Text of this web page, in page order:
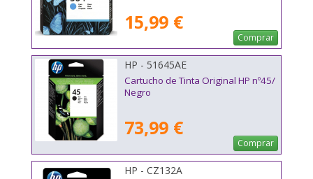
15,99 €
Comprar
HP - 51645AE
Cartucho de Tinta Original HP nº45/
Negro
73,99 €
Comprar
HP - CZ132A